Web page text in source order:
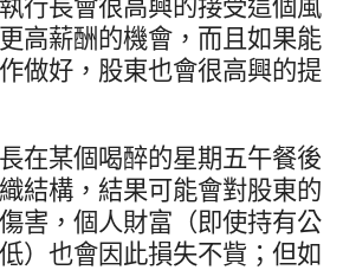
行長會很高興的接受這個風
高薪酬的機會，而且如果能
做好，股東也會很高興的提
在某個喝醉的星期五午餐後
結構，結果可能會對股東的
害，個人財富（即使持有公
）也會因此損失不貲；但如